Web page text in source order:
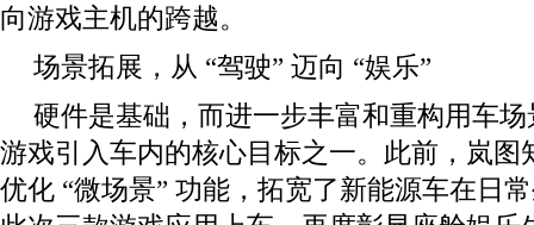
向游戏主机的跨越。
场景拓展，从 “驾驶” 迈向 “娱乐”
硬件是基础，而进一步丰富和重构用车
游戏引入车内的核心目标之一。此前，岚图
优化 “微场景” 功能，拓宽了新能源车在日